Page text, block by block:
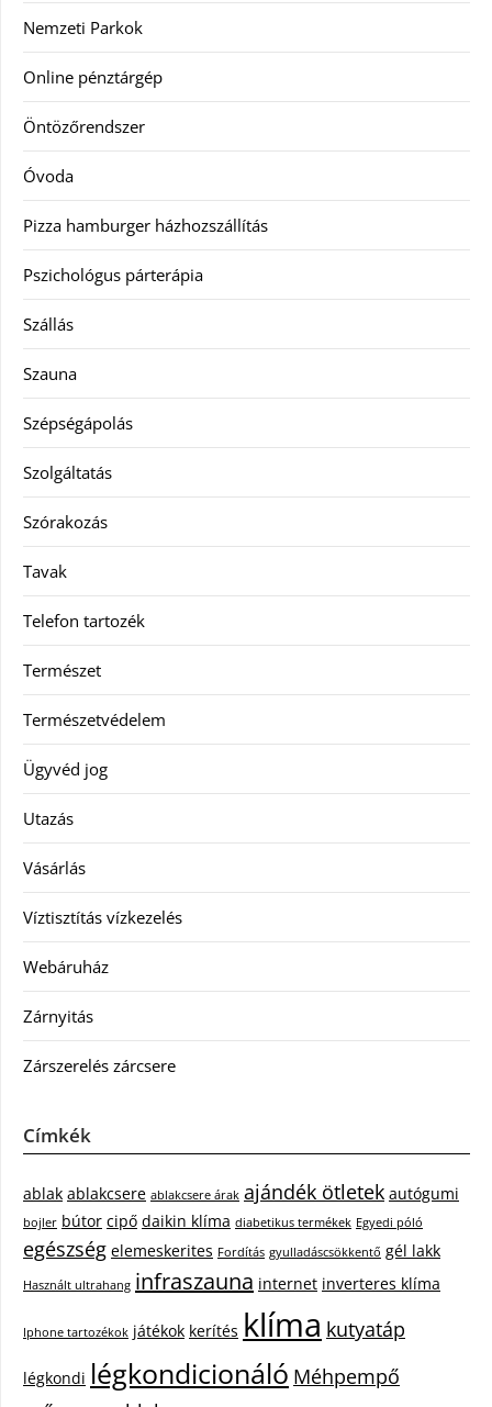
Nemzeti Parkok
Online pénztárgép
Öntözőrendszer
Óvoda
Pizza hamburger házhozszállítás
Pszichológus párterápia
Szállás
Szauna
Szépségápolás
Szolgáltatás
Szórakozás
Tavak
Telefon tartozék
Természet
Természetvédelem
Ügyvéd jog
Utazás
Vásárlás
Víztisztítás vízkezelés
Webáruház
Zárnyitás
Zárszerelés zárcsere
Címkék
ablak ablakcsere ablakcsere árak ajándék ötletek autógumi
bojler bútor cipő daikin klíma diabetikus termékek Egyedi póló
egészség elemeskerites Fordítás gyulladáscsökkentő gél lakk
Használt ultrahang infraszauna internet inverteres klíma
Iphone tartozékok játékok kerítés klíma kutyatáp
légkondi légkondicionáló Méhpempő